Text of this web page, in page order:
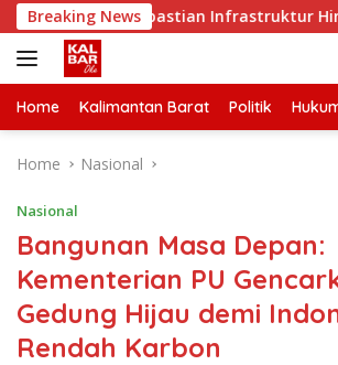
Skip
to
content
Breaking News
Kepastian Infrastruktur Hingga
Home Kalimantan Barat Politik
Home Nasional
Nasional
Bangunan Masa Depan:
Kementerian PU
Gedung Hijau demi
Rendah Karbon